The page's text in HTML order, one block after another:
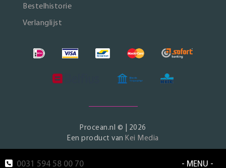
- MENU -
0031 594 58 00 70
Bestelhistorie
Verlanglijst
Procean.nl © | 2026
Een product vanKei Media